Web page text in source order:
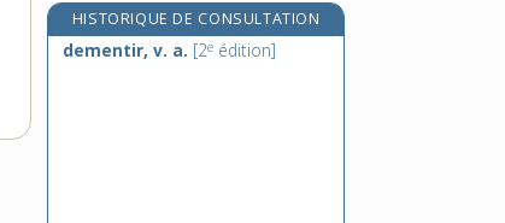
HISTORIQUE DE CONSULTATION
dementir, v. a. [2e édition]